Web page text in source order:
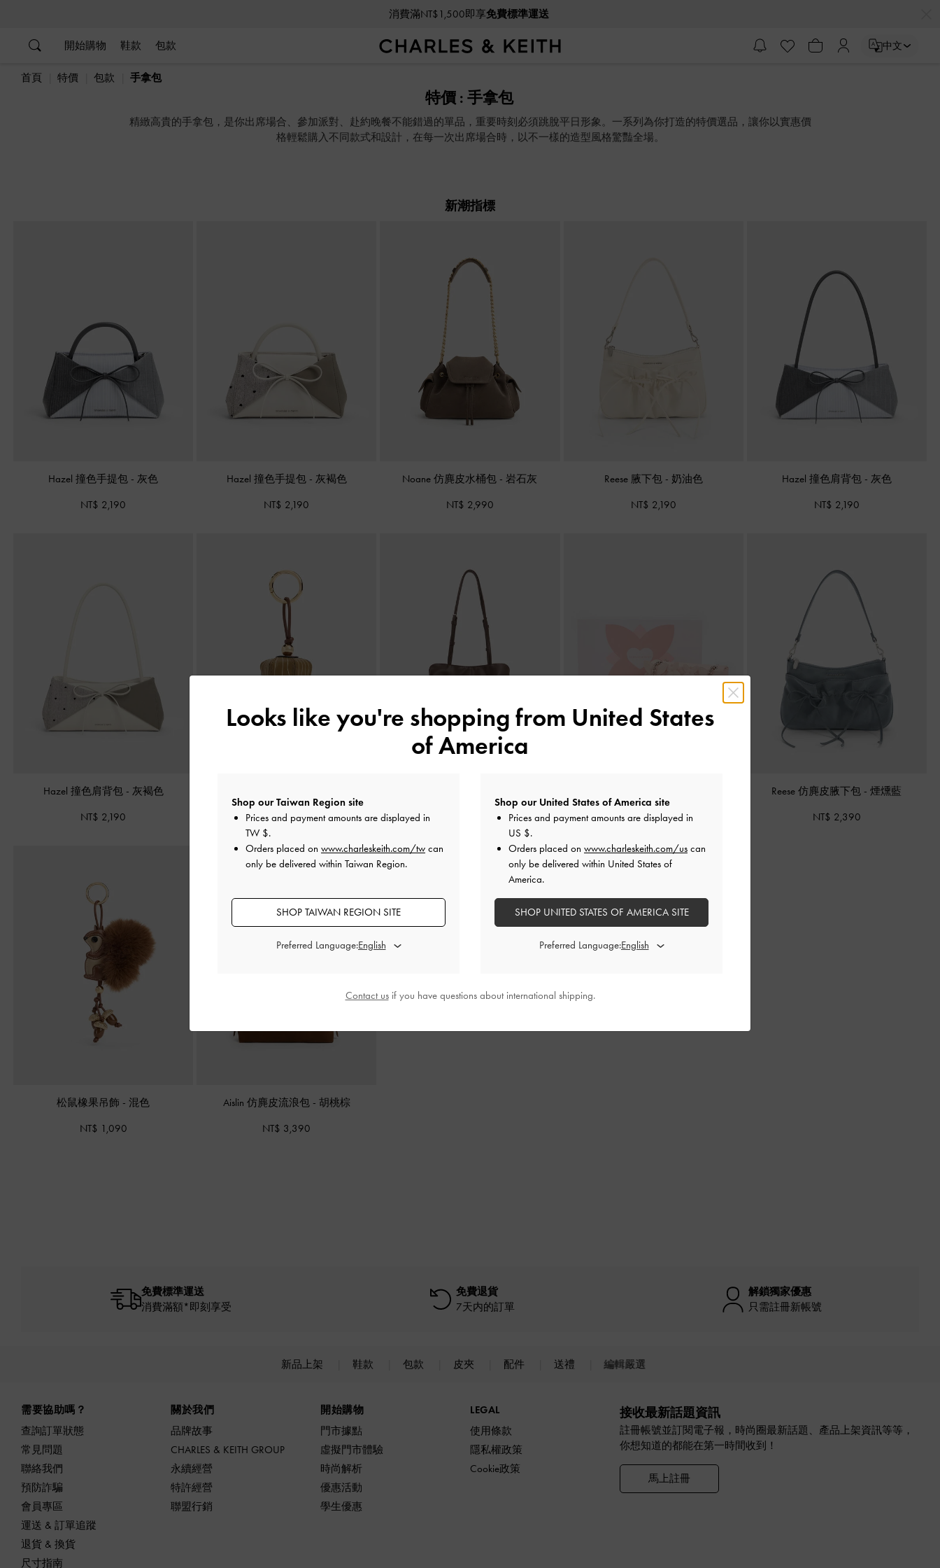
消費滿NT$1,500即享免費標準運送
開始購物 鞋款 包款 中文
首頁
特價 包款 手拿包
特價 : 手拿包
精緻高貴的手拿包，是你出席場合、參加派對、赴約晚餐不能錯過的單品，重要時刻必須跳脫平日形象。一系列為你打造的特價選品，讓你以實惠價
格輕鬆購入不同款式和設計，在每一次出席場合時，以不一樣的造型風格驚豔全場。
新潮指標
Hazel 撞色手提包 - 灰色
NT$ 2,190
Hazel 撞色手提包 - 灰褐色
NT$ 2,190
Noane 仿麂皮水桶包 -岩石灰
NT$ 2,990
Reese 腋下包 - 奶油色
NT$ 2,190
Hazel 撞色肩背包 - 灰色
NT$ 2,190
Hazel 撞色肩背包 - 灰褐色
NT$ 2,190 NT$ 890 NT$ 2,990
Reese 仿麂皮腋下包 -煙燻藍
NT$ 2,390
松鼠橡果吊飾 - 混色
NT$ 1,090
Aislin 仿麂皮流浪包 - 胡桃棕
NT$ 3,390
免費標準運送
消費滿額*即刻享受
免費退貨
7天内的訂單
解鎖獨家優惠
只需註冊新帳號
新品上架 鞋款 包款 皮夾 配件 送禮 編輯嚴選
需要協助嗎？
查詢訂單狀態
常見問題
聯絡我們
預防詐騙
會員專區
運送 & 訂單追蹤
退貨 & 換貨
尺寸指南
關於我們
品牌故事
CHARLES & KEITH GROUP
永續經營
特許經營
聯盟行銷
開始購物
門市據點
虛擬門市體驗
時尚解析
優惠活動
學生優惠
LEGAL
使用條款
隱私權政策
Cookie政策
接收最新話題資訊
註冊帳號並訂閱電子報，時尚圈最新話題、產品上架資訊等等，
你想知道的都能在第一時間收到！
馬上註冊
Looks like you're shopping from United States
of America
Shop our Taiwan Region site
Prices and payment amounts are displayed in
TW $.
Orders placed on www.charleskeith.com/tw can
only be delivered within Taiwan Region.
SHOP TAIWAN REGION SITE
Preferred Language:
Shop our United States of America site
Prices and payment amounts are displayed in
US $.
Orders placed on www.charleskeith.com/us can
only be delivered within United States of
America.
SHOP UNITED STATES OF AMERICA SITE
Preferred Language:
Contact usif you have questions about international shipping.